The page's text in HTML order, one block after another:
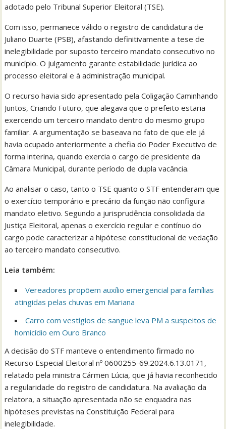
adotado pelo Tribunal Superior Eleitoral (TSE).
Com isso, permanece válido o registro de candidatura de
Juliano Duarte (PSB), afastando definitivamente a tese de
inelegibilidade por suposto terceiro mandato consecutivo no
município. O julgamento garante estabilidade jurídica ao
processo eleitoral e à administração municipal.
O recurso havia sido apresentado pela Coligação Caminhando
Juntos, Criando Futuro, que alegava que o prefeito estaria
exercendo um terceiro mandato dentro do mesmo grupo
familiar. A argumentação se baseava no fato de que ele já
havia ocupado anteriormente a chefia do Poder Executivo de
forma interina, quando exercia o cargo de presidente da
Câmara Municipal, durante período de dupla vacância.
Ao analisar o caso, tanto o TSE quanto o STF entenderam que
o exercício temporário e precário da função não configura
mandato eletivo. Segundo a jurisprudência consolidada da
Justiça Eleitoral, apenas o exercício regular e contínuo do
cargo pode caracterizar a hipótese constitucional de vedação
ao terceiro mandato consecutivo.
Leia também:
Vereadores propõem auxílio emergencial para famílias
atingidas pelas chuvas em Mariana
Carro com vestígios de sangue leva PM a suspeitos de
homicídio em Ouro Branco
A decisão do STF manteve o entendimento firmado no
Recurso Especial Eleitoral nº 0600255-69.2024.6.13.0171,
relatado pela ministra Cármen Lúcia, que já havia reconhecido
a regularidade do registro de candidatura. Na avaliação da
relatora, a situação apresentada não se enquadra nas
hipóteses previstas na Constituição Federal para
inelegibilidade.